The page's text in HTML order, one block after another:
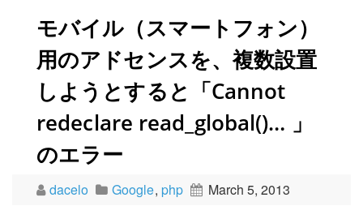
モバイル（スマートフォン）
用のアドセンスを、複数設置
しようとすると「Cannot
redeclare read_global()… 」
のエラー
dacelo Google, php March 5, 2013